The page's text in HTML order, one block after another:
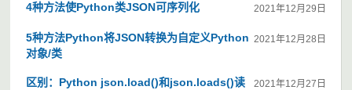
2021年12月29日
4种方法使Python类JSON可序列化
2021年12月28日
5种方法Python将JSON转换为自定义Python
对象/类
2021年12月27日
区别：Python json.load()和json.loads()读